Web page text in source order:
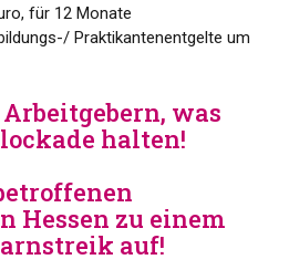
für 12 Monate
Praktikantenentgelte um
was
halten!
Hessen zu einem
auf!